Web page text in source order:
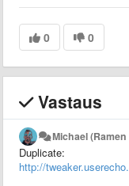
0 0
Vastaus
Michael
Duplicate:
http://